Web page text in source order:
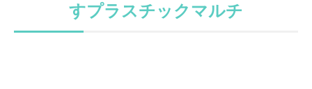
すプラスチックマルチ